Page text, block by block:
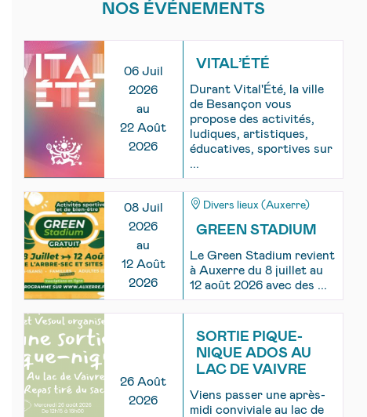
NOS ÉVÉNEMENTS
06 Juil
2026
au
22 Août
2026
VITAL’ÉTÉ
Durant Vital'Été, la ville
de Besançon vous
propose des activités,
ludiques, artistiques,
éducatives, sportives sur
...
08 Juil
2026
au
12 Août
2026
Divers lieux (Auxerre)
GREEN STADIUM
Le Green Stadium revient
à Auxerre du 8 juillet au
12 août 2026 avec des ...
26 Août
2026
SORTIE PIQUE-
NIQUE ADOS AU
LAC DE VAIVRE
Viens passer une après-
midi conviviale au lac de